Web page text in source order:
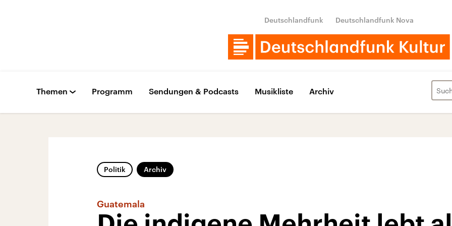
Deutschlandfunk Deutschlandfunk Nova
Themen Programm Sendungen & Podcasts Musikliste Archiv
Politik Archiv
Guatemala